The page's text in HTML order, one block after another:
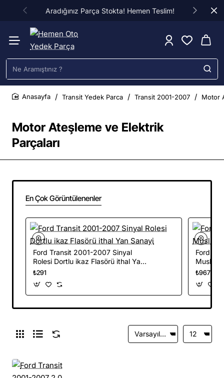
Aradığınız Parça Stokta! Hemen Teslim!
Ne
Aramıştınız
Motor Ateşleme ve Elektrik
Parçaları
Transit Yedek Parca Transit 2001-2007 Motor
En Çok Görüntülenenler
Ford Transit 2001-2007 Sinyal
Rolesi Dortlu ikaz Flasörü ithal Yan
Sanayi
₺291
Ford
₺967